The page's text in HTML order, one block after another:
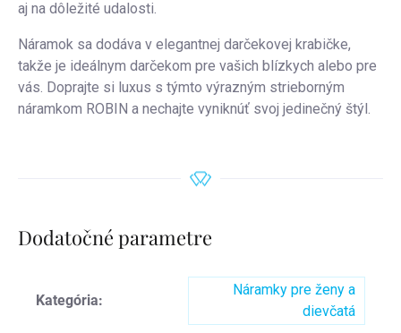
aj na dôležité udalosti.
Náramok sa dodáva v elegantnej darčekovej krabičke,
takže je ideálnym darčekom pre vašich blízkych alebo pre
vás. Doprajte si luxus s týmto výrazným strieborným
náramkom ROBIN a nechajte vyniknúť svoj jedinečný štýl.
Dodatočné parametre
Kategória:
Náramky pre ženy a
dievčatá